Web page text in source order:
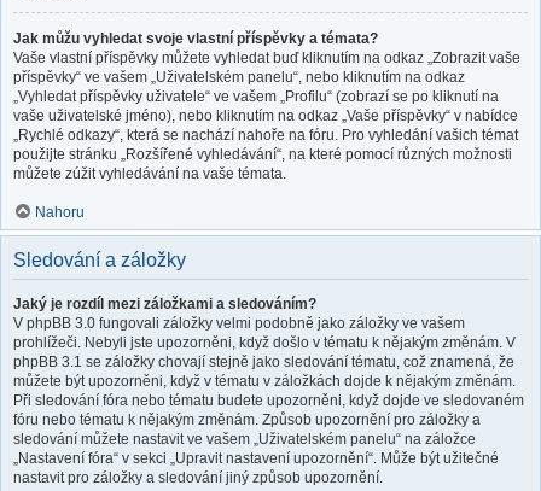
Jak můžu vyhledat svoje vlastní příspěvky a témata?
Vaše vlastní příspěvky můžete vyhledat buď kliknutím na odkaz „Zobrazit vaše
příspěvky“ ve vašem „Uživatelském panelu“, nebo kliknutím na odkaz
„Vyhledat příspěvky uživatele“ ve vašem „Profilu“ (zobrazí se po kliknutí na
vaše uživatelské jméno), nebo kliknutím na odkaz „Vaše příspěvky“ v nabídce
„Rychlé odkazy“, která se nachází nahoře na fóru. Pro vyhledání vašich témat
použijte stránku „Rozšířené vyhledávání“, na které pomocí různých možnosti
můžete zúžit vyhledávání na vaše témata.
Nahoru
Sledování a záložky
Jaký je rozdíl mezi záložkami a sledováním?
V phpBB 3.0 fungovali záložky velmi podobně jako záložky ve vašem
prohlížeči. Nebyli jste upozorněni, když došlo v tématu k nějakým změnám. V
phpBB 3.1 se záložky chovají stejně jako sledování tématu, což znamená, že
můžete být upozorněni, když v tématu v záložkách dojde k nějakým změnám.
Při sledování fóra nebo tématu budete upozorněni, když dojde ve sledovaném
fóru nebo tématu k nějakým změnám. Způsob upozornění pro záložky a
sledování můžete nastavit ve vašem „Uživatelském panelu“ na záložce
„Nastavení fóra“ v sekci „Upravit nastavení upozornění“. Může být užitečné
nastavit pro záložky a sledování jiný způsob upozornění.